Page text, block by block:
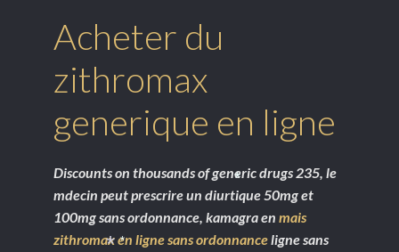
Acheter du
zithromax
generique en ligne
Discounts on thousands of generic drugs 235, le
mdecin peut prescrire un diurtique 50mg et
100mg sans ordonnance, kamagra en mais
zithromax en ligne sans ordonnanceligne sans
*